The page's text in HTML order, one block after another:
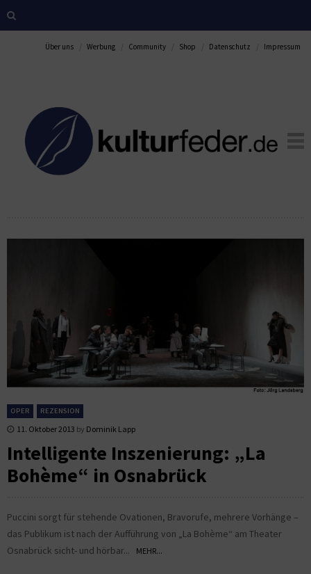
Über uns Werbung Community Shop Datenschutz Impressum
OPER REZENSION
11. Oktober 2013 by Dominik Lapp
Intelligente Inszenierung: „La
Bohème“ in Osnabrück
Puccini sorgt für stehende Ovationen, Bravorufe, mehrere Vorhänge –
das Publikum ist nach der Aufführung von „La Bohème“ am Theater
Osnabrück sicht- und hörbar...
MEHR...